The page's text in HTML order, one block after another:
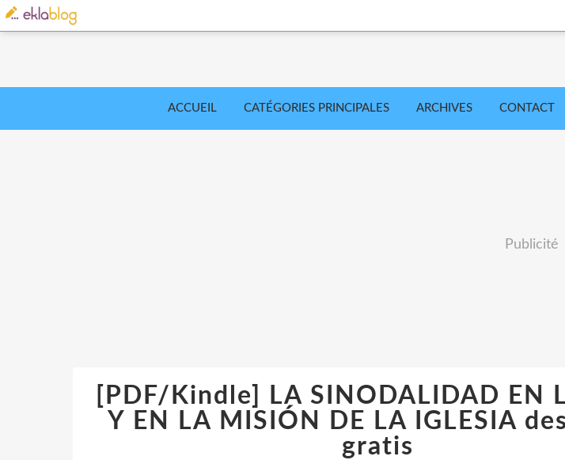
ACCUEIL CATÉGORIES PRINCIPALES ARCHIVES CONTACT
Publicité
[PDF/Kindle] LA SINODALIDAD EN
Y EN LA MISIÓN DE LA IGLESIA
gratis